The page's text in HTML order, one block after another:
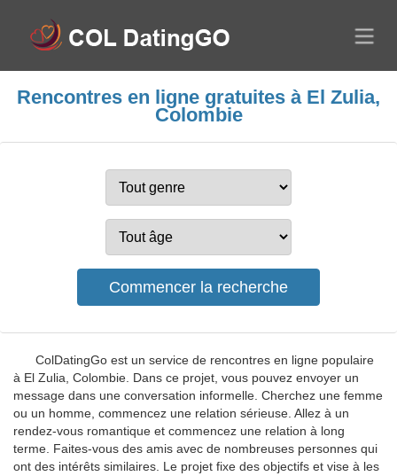
Rencontres en ligne gratuites à El Zulia,
Colombie
ColDatingGo est un service de rencontres en ligne populaire
à El Zulia, Colombie. Dans ce projet, vous pouvez envoyer un
message dans une conversation informelle. Cherchez une femme
ou un homme, commencez une relation sérieuse. Allez à un
rendez-vous romantique et commencez une relation à long
terme. Faites-vous des amis avec de nombreuses personnes qui
ont des intérêts similaires. Le projet fixe des objectifs et vise à les